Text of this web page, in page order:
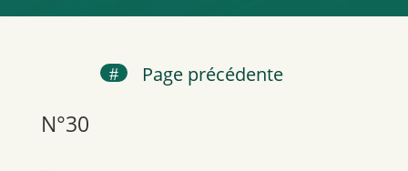
Page précédente
N°30